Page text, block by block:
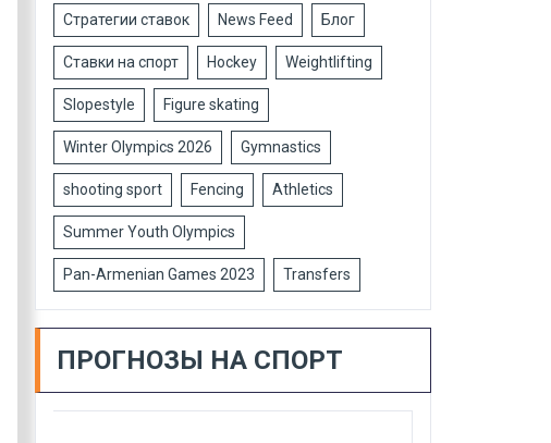
Стратегии ставок News Feed Блог
Ставки на спорт Hockey Weightlifting
Slopestyle Figure skating
Winter Olympics 2026 Gymnastics
shooting sport Fencing Athletics
Summer Youth Olympics
Pan-Armenian Games 2023 Transfers
ПРОГНОЗЫ НА СПОРТ